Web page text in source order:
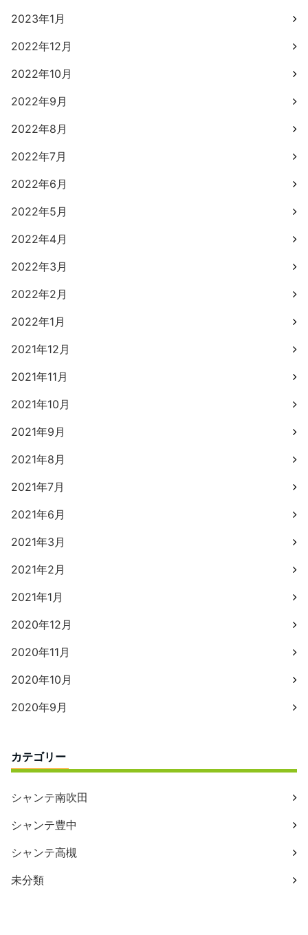
2023年1月
2022年12月
2022年10月
2022年9月
2022年8月
2022年7月
2022年6月
2022年5月
2022年4月
2022年3月
2022年2月
2022年1月
2021年12月
2021年11月
2021年10月
2021年9月
2021年8月
2021年7月
2021年6月
2021年3月
2021年2月
2021年1月
2020年12月
2020年11月
2020年10月
2020年9月
カテゴリー
シャンテ南吹田
シャンテ豊中
シャンテ高槻
未分類